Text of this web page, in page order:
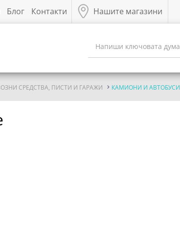
Блог Контакти Нашите магазини
СРЕДСТВА, ПИСТИ И ГАРАЖИ КАМИОНИ И АВТОБУСИ